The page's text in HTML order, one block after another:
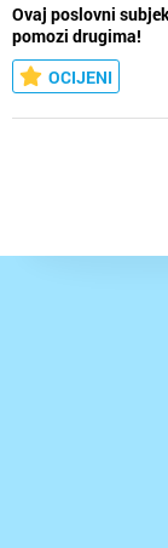
Ovaj poslovni
pomozi drugima!
OCIJENI